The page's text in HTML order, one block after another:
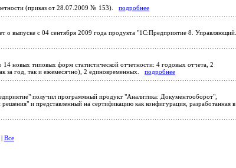
(приказ от 28.07.2009 № 153). подробнее
с 04 сентября 2009 года продукта "1С:Предприятие 8. Управляющий.
новых типовых форм статистической отчетности: 4 годовых отчета, 2
за год, так и ежемесячно), 2 единовременных. подробнее
получил программный продукт "Аналитика: Документооборот",
и представленный на сертификацию как конфигурация, разработанная в
Все